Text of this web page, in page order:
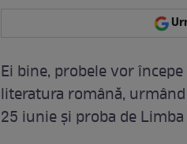
Ei bine, probele vor
literatura română,
25 iunie și proba de